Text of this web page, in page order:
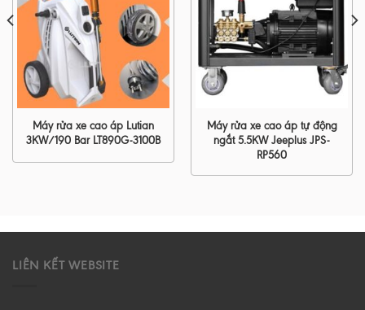
Máy rửa xe cao áp Lutian
3KW/190 Bar LT890G-3100B
Máy rửa xe cao áp tự động
ngắt 5.5KW Jeeplus JPS-
RP560
LIÊN KẾT WEBSITE